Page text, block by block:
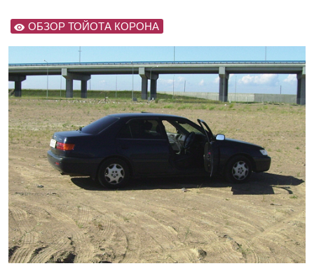
ОБЗОР ТОЙОТА КОРОНА